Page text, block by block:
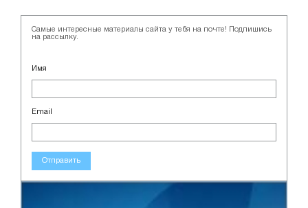
Самые интересные материалы сайта у тебя на почте! Подпишись
на рассылку.
Имя
Email
Отправить